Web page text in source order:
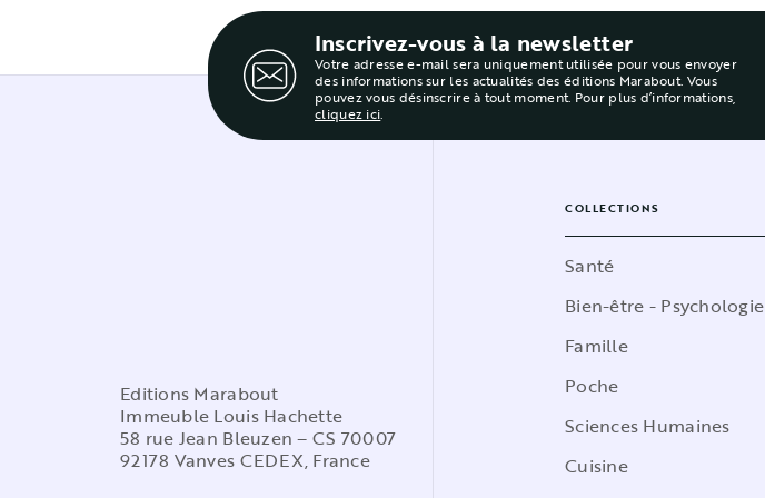
Inscrivez-vous à la newsletter
Votre adresse e-mail sera uniquement utilisée pour vous envoyer
des informations sur les actualités des éditions Marabout. Vous
pouvez vous désinscrire à tout moment. Pour plus d’informations,
cliquez ici.
Editions Marabout
Immeuble Louis Hachette
58 rue Jean Bleuzen – CS 70007
92178 Vanves CEDEX, France
COLLECTIONS
Santé
Bien-être - Psychologie
Famille
Poche
Sciences Humaines
Cuisine